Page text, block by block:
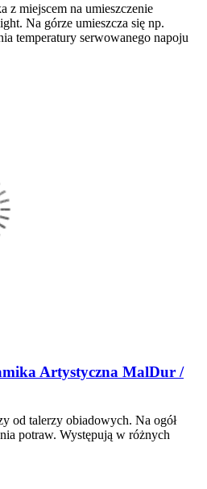
z miejscem na umieszczenie
Na górze umieszcza się np.
temperatury serwowanego napoju
Artystyczna MalDur /
od talerzy obiadowych. Na ogół
potraw. Występują w różnych